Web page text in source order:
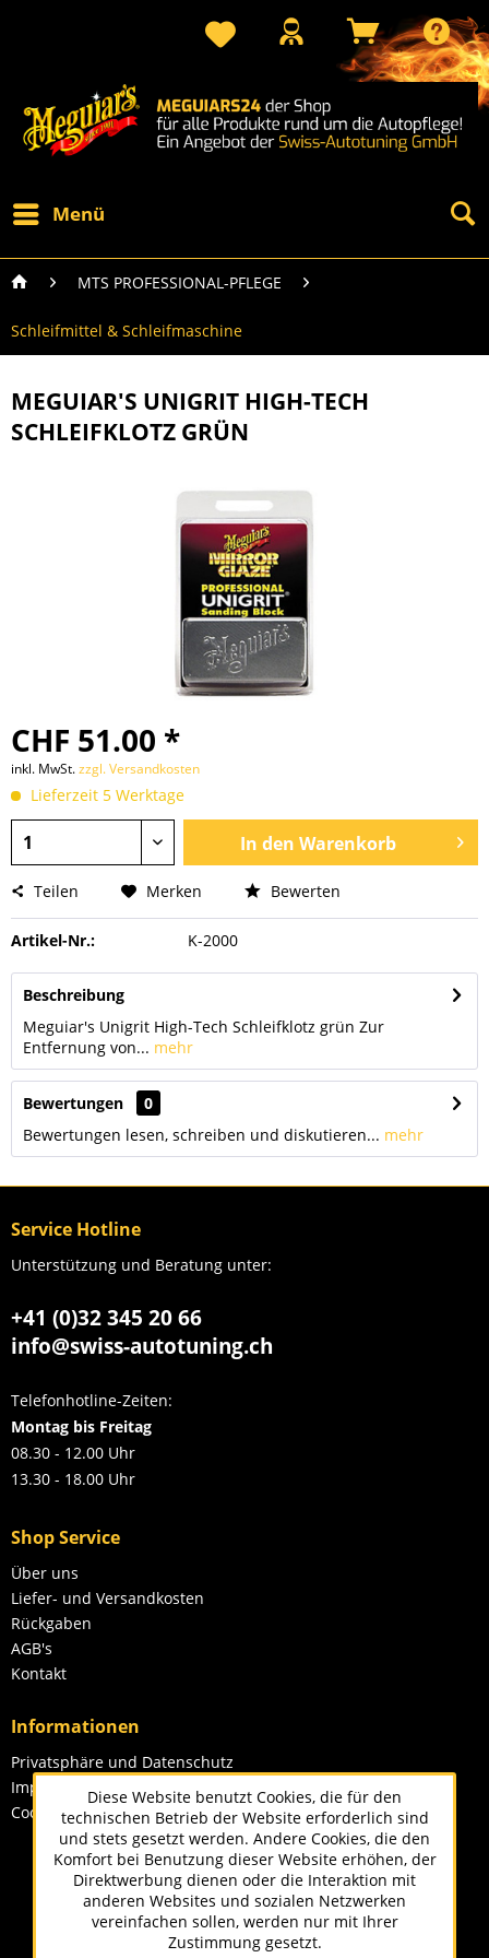
Menü
MTS PROFESSIONAL-PFLEGE
Schleifmittel & Schleifmaschine
MEGUIAR'S UNIGRIT HIGH-TECH
SCHLEIFKLOTZ GRÜN
CHF 51.00 *
inkl. MwSt.zzgl. Versandkosten
Lieferzeit 5 Werktage
In den Warenkorb
Teilen Merken Bewerten
Artikel-Nr.: K-2000
Beschreibung
Meguiar's Unigrit High-Tech Schleifklotz grün Zur
Entfernung von... mehr
Bewertungen
0
Bewertungen lesen, schreiben und diskutieren... mehr
Service Hotline
Unterstützung und Beratung unter:
+41 (0)32 345 20 66
info@swiss-autotuning.ch
Telefonhotline-Zeiten:
Montag bis Freitag
08.30 - 12.00 Uhr
13.30 - 18.00 Uhr
Shop Service
Über uns
Liefer- und Versandkosten
Rückgaben
AGB's
Kontakt
Informationen
Privatsphäre und Datenschutz
Impressum
Cookie-Einstellungen
Diese Website benutzt Cookies, die für den
technischen Betrieb der Website erforderlich sind
und stets gesetzt werden. Andere Cookies, die den
Komfort bei Benutzung dieser Website erhöhen, der
Direktwerbung dienen oder die Interaktion mit
anderen Websites und sozialen Netzwerken
vereinfachen sollen, werden nur mit Ihrer
Zustimmung gesetzt.